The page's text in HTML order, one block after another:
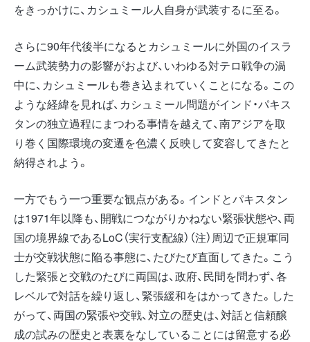
をきっかけに、カシュミール人自身が武装するに至る。
さらに90年代後半になるとカシュミールに外国のイスラ
ーム武装勢力の影響がおよび、いわゆる対テロ戦争の渦
中に、カシュミールも巻き込まれていくことになる。この
ような経緯を見れば、カシュミール問題がインド・パキス
タンの独立過程にまつわる事情を越えて、南アジアを取
り巻く国際環境の変遷を色濃く反映して変容してきたと
納得されよう。
一方でもう一つ重要な観点がある。インドとパキスタン
は1971年以降も、開戦につながりかねない緊張状態や、両
国の境界線であるLoC（実行支配線）（注）周辺で正規軍同
士が交戦状態に陥る事態に、たびたび直面してきた。こう
した緊張と交戦のたびに両国は、政府、民間を問わず、各
レベルで対話を繰り返し、緊張緩和をはかってきた。した
がって、両国の緊張や交戦、対立の歴史は、対話と信頼醸
成の試みの歴史と表裏をなしていることには留意する必